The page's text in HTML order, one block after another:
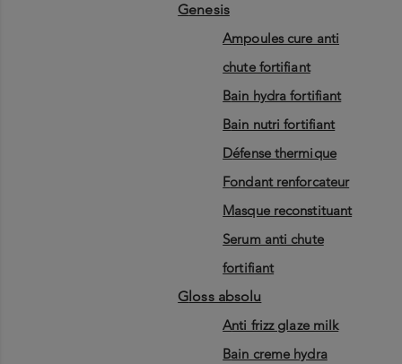
genesis
ampoules cure anti
chute fortifiant
bain hydra fortifiant
bain nutri fortifiant
défense thermique
fondant renforcateur
masque reconstituant
serum anti chute
fortifiant
gloss absolu
anti frizz glaze milk
bain creme hydra